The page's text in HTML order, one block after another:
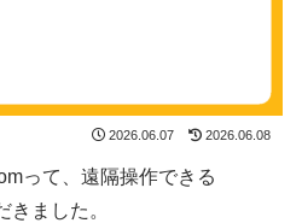
2026.06.07 2026.06.08
って、遠隔操作できる
ました。